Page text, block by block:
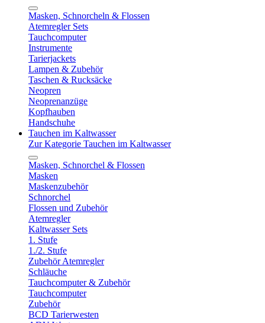
Masken, Schnorcheln & Flossen
Atemregler Sets
Tauchcomputer
Instrumente
Tarierjackets
Lampen & Zubehör
Taschen & Rucksäcke
Neopren
Neoprenanzüge
Kopfhauben
Handschuhe
Tauchen im Kaltwasser
Zur Kategorie Tauchen im Kaltwasser
Masken, Schnorchel & Flossen
Masken
Maskenzubehör
Schnorchel
Flossen und Zubehör
Atemregler
Kaltwasser Sets
1. Stufe
1./2. Stufe
Zubehör Atemregler
Schläuche
Tauchcomputer & Zubehör
Tauchcomputer
Zubehör
BCD Tarierwesten